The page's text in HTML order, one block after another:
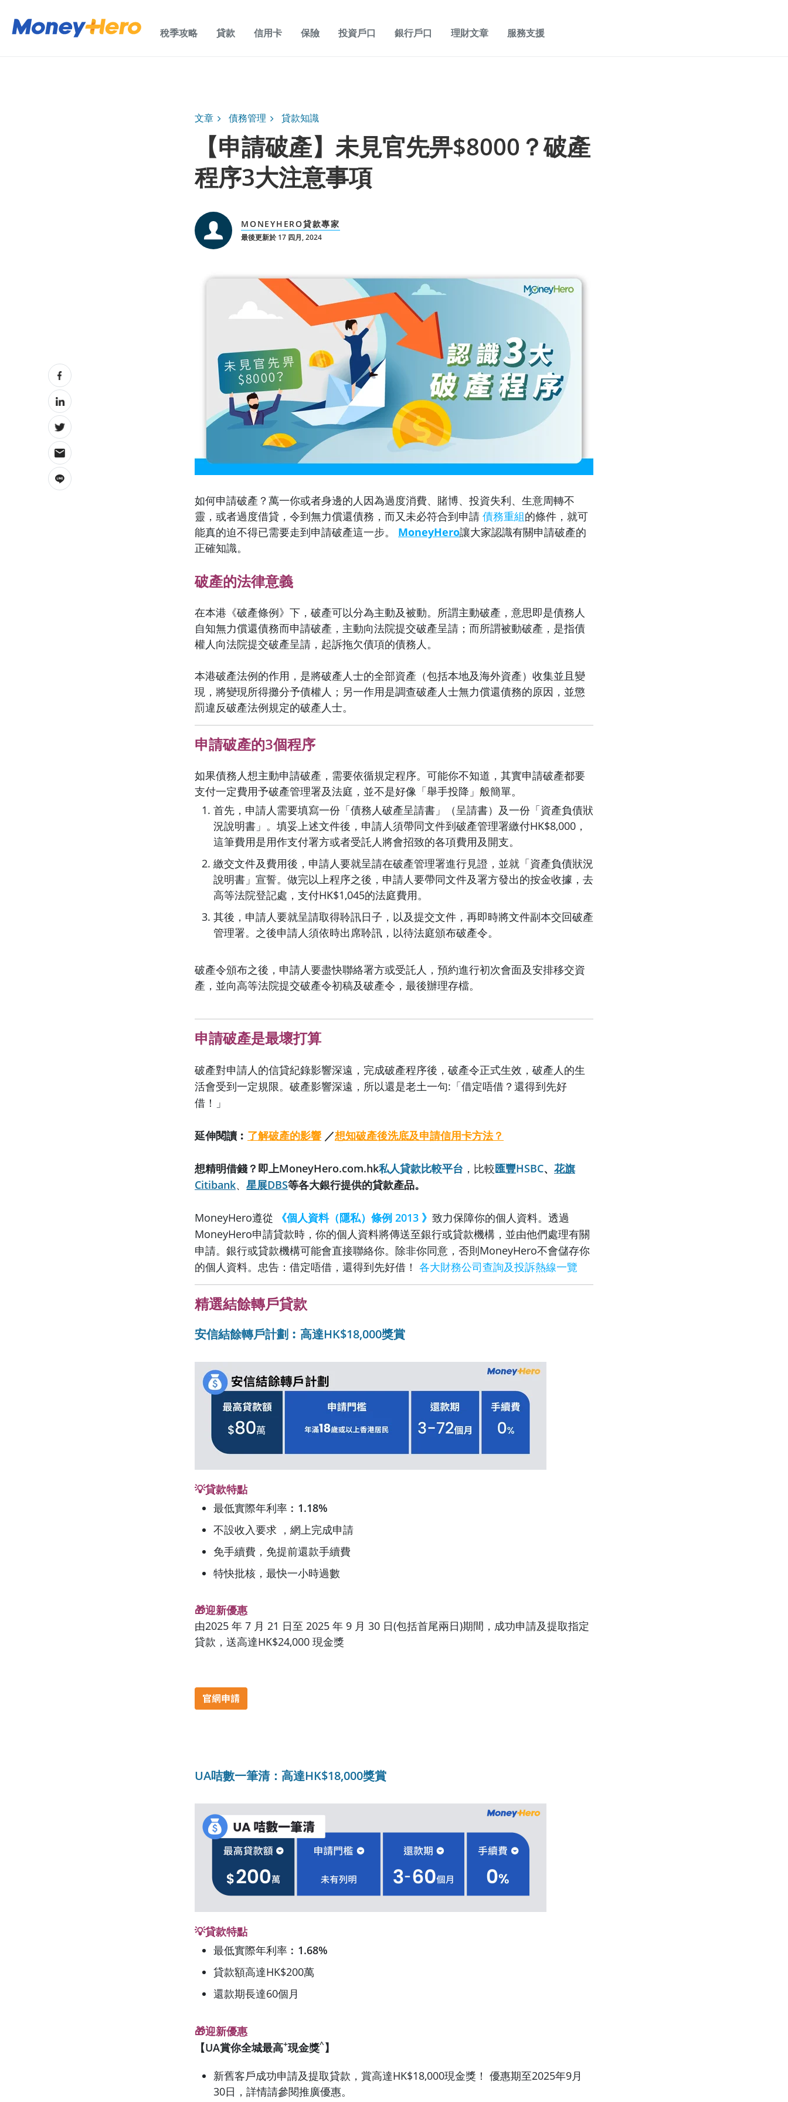
稅季攻略 貸款 信用卡 保險 投資戶口 銀行戶口 理財文章 服務支援
文章 債務管理 貸款知識
【申請破產】未見官先畀$8000？破產
程序3大注意事項
MONEYHERO貸款專家
最後更新於 17 四月, 2024
如何申請破產？萬一你或者身邊的人因為過度消費、賭博、投資失利、生意周轉不
靈，或者過度借貸，令到無力償還債務，而又未必符合到申請 債務重組的條件，就可
能真的迫不得已需要走到申請破產這一步。 MoneyHero讓大家認識有關申請破產的
正確知識。
破產的法律意義
在本港《破產條例》下，破產可以分為主動及被動。所謂主動破產，意思即是債務人
自知無力償還債務而申請破產，主動向法院提交破產呈請；而所謂被動破產，是指債
權人向法院提交破產呈請，起訴拖欠債項的債務人。
本港破產法例的作用，是將破產人士的全部資產（包括本地及海外資產）收集並且變
現，將變現所得攤分予債權人；另一作用是調查破產人士無力償還債務的原因，並懲
罰違反破產法例規定的破產人士。
申請破產的3個程序
如果債務人想主動申請破產，需要依循規定程序。可能你不知道，其實申請破產都要
支付一定費用予破產管理署及法庭，並不是好像「舉手投降」般簡單。
首先，申請人需要填寫一份「債務人破產呈請書」（呈請書）及一份「資產負債狀
況說明書」。填妥上述文件後，申請人須帶同文件到破產管理署繳付HK$8,000，
這筆費用是用作支付署方或者受託人將會招致的各項費用及開支。
繳交文件及費用後，申請人要就呈請在破產管理署進行見證，並就「資產負債狀況
說明書」宣誓。做完以上程序之後，申請人要帶同文件及署方發出的按金收據，去
高等法院登記處，支付HK$1,045的法庭費用。
其後，申請人要就呈請取得聆訊日子，以及提交文件，再即時將文件副本交回破產
管理署。之後申請人須依時出席聆訊，以待法庭頒布破產令。
破產令頒布之後，申請人要盡快聯絡署方或受託人，預約進行初次會面及安排移交資
產，並向高等法院提交破產令初稿及破產令，最後辦理存檔。
申請破產是最壞打算
破產對申請人的信貸紀錄影響深遠，完成破產程序後，破產令正式生效，破產人的生
活會受到一定規限。破產影響深遠，所以還是老土一句:「借定唔借？還得到先好
借！」
延伸閱讀︰ 了解破產的影響 ／想知破產後洗底及申請信用卡方法？
想精明借錢？即上MoneyHero.com.hk私人貸款比較平台 ，比較匯豐HSBC、 花旗
Citibank、 星展DBS等各大銀行提供的貸款產品。
MoneyHero遵從 《個人資料（隱私）條例 2013 》 致力保障你的個人資料。透過
MoneyHero申請貸款時，你的個人資料將傳送至銀行或貸款機構，並由他們處理有關
申請。銀行或貸款機構可能會直接聯絡你。除非你同意，否則MoneyHero不會儲存你
的個人資料。忠告：借定唔借，還得到先好借！ 各大財務公司查詢及投訴熱線一覽
精選結餘轉戶貸款
安信結餘轉戶計劃︰高達HK$18,000獎賞
💡貸款特點
最低實際年利率︰ 1.18%
不設收入要求 ，網上完成申請
免手續費，免提前還款手續費
特快批核，最快一小時過數
🎁迎新優惠
由2025 年 7 月 21 日至 2025 年 9 月 30 日(包括首尾兩日)期間，成功申請及提取指定
貸款，送高達HK$24,000 現金獎
UA咭數一筆清：高達HK$18,000獎賞
💡貸款特點
最低實際年利率︰ 1.68%
貸款額高達HK$200萬
還款期長達60個月
🎁迎新優惠
【UA賞你全城最高+現金獎^】
新舊客戶成功申請及提取貸款，賞高達HK$18,000現金獎！ 優惠期至2025年9月
30日，詳情請參閱推廣優惠。